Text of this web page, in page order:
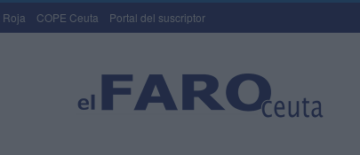
Roja COPE Ceuta Portal del suscriptor